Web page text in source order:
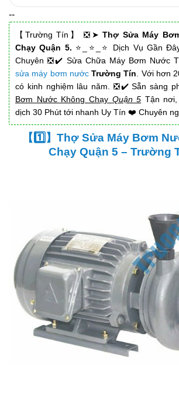
--
【Trường Tín】 ❎➤ Thợ Sửa Máy
Chạy Quận 5. ⭐_⭐_⭐ Dịch Vụ Gần
Chuyên ❎✔️ Sửa Chữa Máy Bơm Nước
sửa máy bơm nước Trường Tín . Với hơn
có kinh nghiệm lâu năm. ❎✔️ Sẵn sàng
Bơm Nước Không Chạy Quận 5 Tận
dịch 30 Phút tới nhanh Uy Tín ❤️ Chuyên
【1️⃣】Thợ Sửa Máy Bơm
Chạy Quận 5 – Trường